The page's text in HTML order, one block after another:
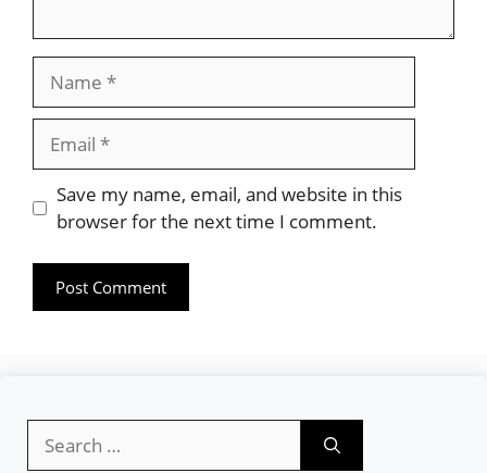
Website
Save my name, email, and website in this
browser for the next time I comment.
for: